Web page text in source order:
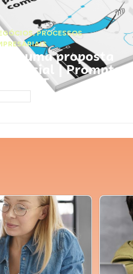
,PROCESSOS
Faça uma proposta
comercial | Prompts
ChatGPT